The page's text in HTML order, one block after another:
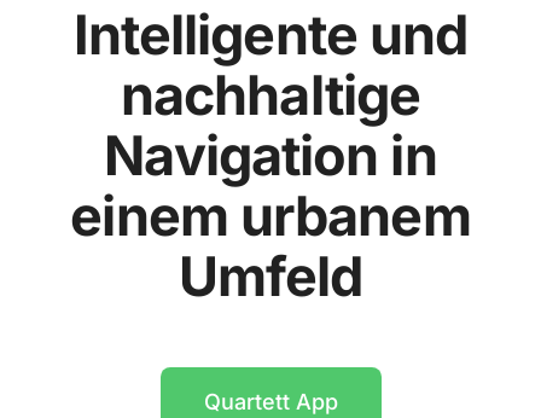
Intelligente und
nachhaltige
Navigation in
einem urbanem
Umfeld
Quartett App